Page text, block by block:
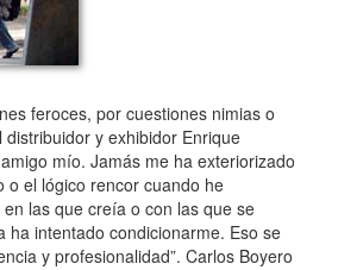
feroces, por cuestiones nimias o
y exhibidor Enrique
mío. Jamás me ha exteriorizado
o el lógico rencor cuando he
las que creía o con las que se
ha intentado condicionarme. Eso se
y profesionalidad”. Carlos Boyero